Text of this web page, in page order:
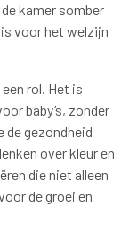
kamer somber
voor het welzijn
rol. Het is
baby’s, zonder
de gezondheid
over kleur en
die niet alleen
de groei en